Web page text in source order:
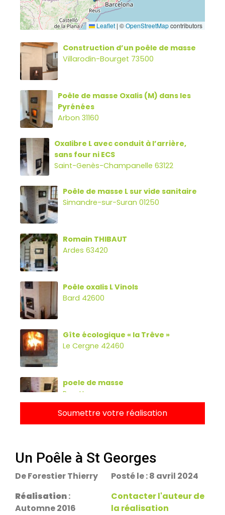
Leaflet | ©OpenStreetMapcontributors
Construction d’un poêle de masse
Villarodin-Bourget 73500
Poêle de masse Oxalis (M) dans les
Pyrénées
Arbon 31160
Oxalibre L avec conduit à l’arrière,
sans four ni ECS
Saint-Genès-Champanelle 63122
Poêle de masse L sur vide sanitaire
Simandre-sur-Suran 01250
Romain THIBAUT
Ardes 63420
Poêle oxalis L Vinols
Bard 42600
Gîte écologique « la Trêve »
Le Cergne 42460
poele de masse
Parette
Rans 39700
PDM Yoloxalis
Soumettre votre réalisation
Un Poêle à St Georges
De Forestier Thierry
Réalisation:
Automne 2016
Posté le : 8 avril 2024
Contacter l'auteur de
la réalisation